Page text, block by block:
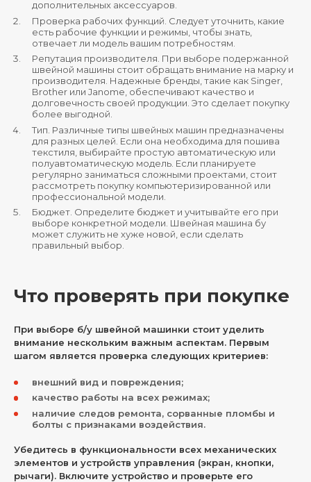
дополнительных аксессуаров.
Проверка рабочих функций. Следует уточнить, какие
есть рабочие функции и режимы, чтобы знать,
отвечает ли модель вашим потребностям.
Репутация производителя. При выборе подержанной
швейной машины стоит обращать внимание на марку и
производителя. Надежные бренды, такие как Singer,
Brother или Janome, обеспечивают качество и
долговечность своей продукции. Это сделает покупку
более выгодной.
Тип. Различные типы швейных машин предназначены
для разных целей. Если она необходима для пошива
текстиля, выбирайте простую автоматическую или
полуавтоматическую модель. Если планируете
регулярно заниматься сложными проектами, стоит
рассмотреть покупку компьютеризированной или
профессиональной модели.
Бюджет. Определите бюджет и учитывайте его при
выборе конкретной модели. Швейная машина бу
может служить не хуже новой, если сделать
правильный выбор.
Что проверять при покупке
При выборе б/у швейной машинки стоит уделить
внимание нескольким важным аспектам. Первым
шагом является проверка следующих критериев:
внешний вид и повреждения;
качество работы на всех режимах;
наличие следов ремонта, сорванные пломбы и
болты с признаками воздействия.
Убедитесь в функциональности всех механических
элементов и устройств управления (экран, кнопки,
рычаги). Включите устройство и проверьте его